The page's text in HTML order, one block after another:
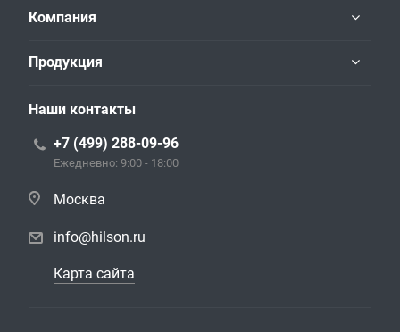
Компания
Продукция
Наши контакты
+7 (499) 288-09-96
Ежедневно: 9:00 - 18:00
Москва
info@hilson.ru
Карта сайта